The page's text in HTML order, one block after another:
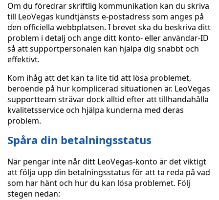
Om du föredrar skriftlig kommunikation kan du skriva
till LeoVegas kundtjänsts e-postadress som anges på
den officiella webbplatsen. I brevet ska du beskriva ditt
problem i detalj och ange ditt konto- eller användar-ID
så att supportpersonalen kan hjälpa dig snabbt och
effektivt.
Kom ihåg att det kan ta lite tid att lösa problemet,
beroende på hur komplicerad situationen är. LeoVegas
supportteam strävar dock alltid efter att tillhandahålla
kvalitetsservice och hjälpa kunderna med deras
problem.
Spåra din betalningsstatus
När pengar inte når ditt LeoVegas-konto är det viktigt
att följa upp din betalningsstatus för att ta reda på vad
som har hänt och hur du kan lösa problemet. Följ
stegen nedan: